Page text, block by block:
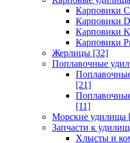
Карповики
Карповики
Карповики
Карповики
Жерлицы [32]
Поплавочные
[21]
[11]
Морские удилища
Запчасти к
Хлысты и